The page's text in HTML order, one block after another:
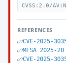
CVSS:2.0/
REFERENCES
CVE-2025-
MFSA 2025-20
CVE-2025-